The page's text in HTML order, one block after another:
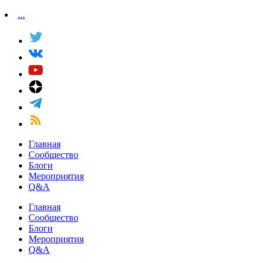
...
Главная
Сообщество
Блоги
Мероприятия
Q&A
Главная
Сообщество
Блоги
Мероприятия
Q&A